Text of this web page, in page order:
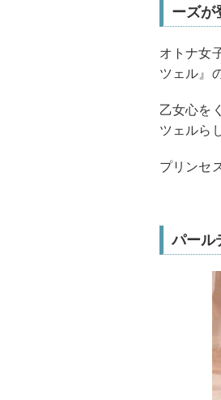
ーズが
オトナ女
ツェル』
乙女心を
ツェルら
プリンセ
パール